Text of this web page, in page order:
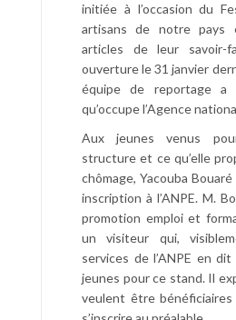
initiée à l’occasion du
artisans de notre pays
articles de leur savoir-
ouverture le 31 janvier
équipe de reportage
qu’occupe l’Agence
Aux jeunes venus
structure et ce qu’elle
chômage, Yacouba
inscription à l’ANPE. M.
promotion emploi et
un visiteur qui,
services de l’ANPE en
jeunes pour ce stand. Il
veulent être bénéficiaires